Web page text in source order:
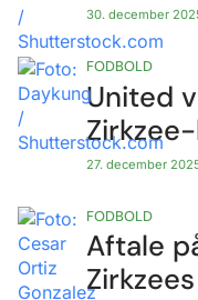
30. december
United
27. december
FODBOLD
Aftale
FODBOLD